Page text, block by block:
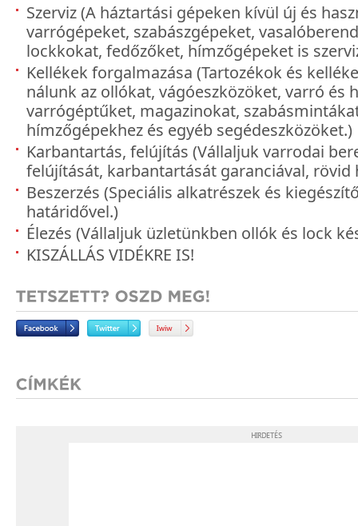
Szerviz (A háztartási gépeken kívül új és
varrógépeket, szabászgépeket,
lockkokat, fedőzőket, hímzőgépeket is
Kellékek forgalmazása (Tartozékok és
nálunk az ollókat, vágóeszközöket, varró és
varrógéptűket, magazinokat,
hímzőgépekhez és egyéb segédeszközöket.)
Karbantartás, felújítás (Vállaljuk varrodai
felújítását, karbantartását garanciával, rövid
Beszerzés (Speciális alkatrészek és
határidővel.)
Élezés (Vállaljuk üzletünkben ollók és lock
KISZÁLLÁS VIDÉKRE IS!